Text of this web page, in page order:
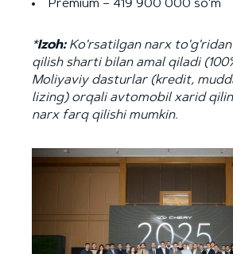
Premium – 419 900 000 so'm
*Izoh:Ko'rsatilgan narx
qilish sharti bilan amal qiladi
Moliyaviy dasturlar (kredit,
lizing) orqali avtomobil xarid
narx farq qilishi mumkin.